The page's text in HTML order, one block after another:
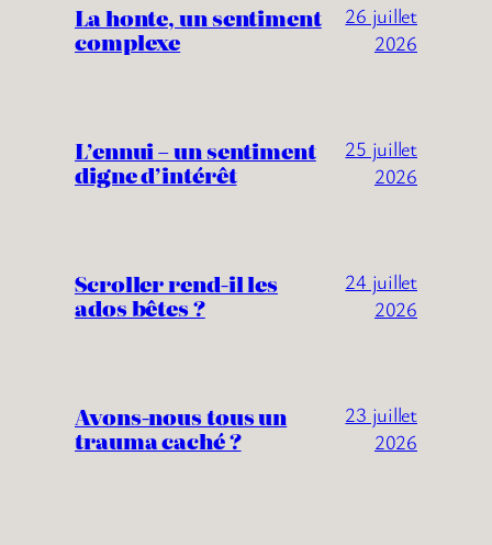
La honte, un sentiment
complexe
26 juillet
2026
L’ennui – un sentiment
digne d’intérêt
25 juillet
2026
Scroller rend-il les
ados bêtes ?
24 juillet
2026
Avons-nous tous un
trauma caché ?
23 juillet
2026